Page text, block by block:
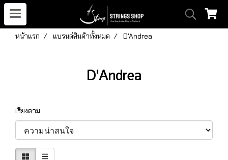
หน้าแรก แบรนด์สินค้าทั้งหมด D'Andrea
D'Andrea
เรียงตาม